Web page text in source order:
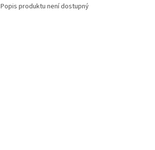
Popis produktu není dostupný